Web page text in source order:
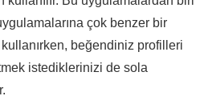
çok benzer bir
beğendiniz profilleri
istediklerinizi de sola